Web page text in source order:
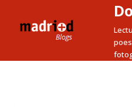
t